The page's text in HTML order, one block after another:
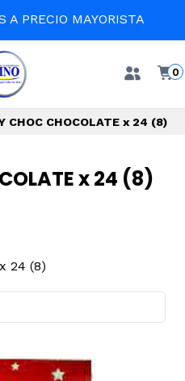
A PRECIO MAYORISTA
0
CHOC CHOCOLATE x 24 (8)
x 24 (8)
24 (8)